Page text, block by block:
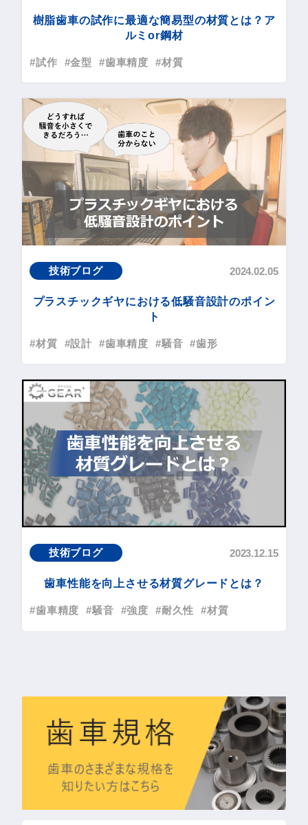
樹脂歯車の試作に最適な簡易型の材質とは？ア
ルミor鋼材
#試作 #金型 #歯車精度 #材質
技術ブログ 2024.02.05
プラスチックギヤにおける低騒音設計のポイン
ト
#材質 #設計 #歯車精度 #騒音 #歯形
技術ブログ 2023.12.15
歯車性能を向上させる材質グレードとは？
#歯車精度 #騒音 #強度 #耐久性 #材質